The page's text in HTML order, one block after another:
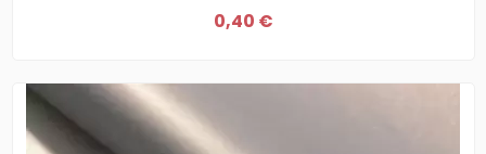
0,40 €